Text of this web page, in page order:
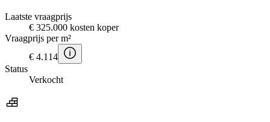
Laatste vraagprijs
€ 325.000 kosten koper
Vraagprijs per m²
€ 4.114
Status
Verkocht